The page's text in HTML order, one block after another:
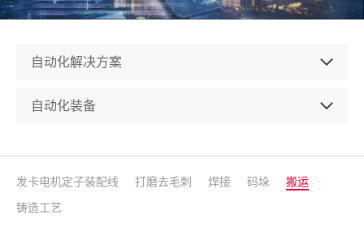
发卡电机定子装配线 打磨去毛刺 焊接 码垛
搬运
铸造工艺